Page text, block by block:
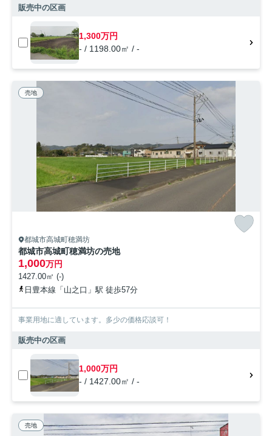
販売中の区画
1,300万円
- / 1198.00㎡ / -
売地
都城市高城町穂満坊
都城市高城町穂満坊の売地
1,000万円
1427.00㎡ (-)
日豊本線「山之口」駅 徒歩57分
事業用地に適しています。多少の価格応談可！
販売中の区画
1,000万円
- / 1427.00㎡ / -
売地